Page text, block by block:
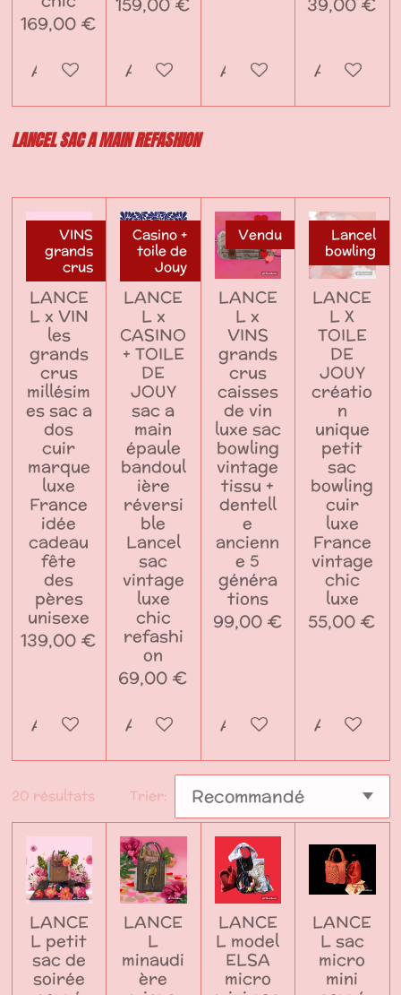
169,00 €
Ajouter au panierAjouter au panierAjouter au panier
Ajouter
LANCEL SAC A MAIN REFASHION
VINS
grands
crus
LANCE
L x VIN
les
grands
crus
millésim
es sac a
dos
cuir
marque
luxe
France
idée
cadeau
fête
des
pères
unisexe
139,00 €
Ajouter au panier
Casino +
toile de
Jouy
LANCE
L x
CASINO
+ TOILE
DE
JOUY
sac a
main
épaule
bandoul
ière
réversi
ble
Lancel
sac
vintage
luxe
chic
refashi
on
69,00 €
Ajouter au panier
Vendu
LANCE
L x
VINS
grands
crus
caisses
de vin
luxe sac
bowling
vintage
tissu +
dentell
e
ancienn
e 5
généra
tions
99,00 €
Ajouter au panier
Lancel
bowling
LANCE
L X
TOILE
DE
JOUY
créatio
n
unique
petit
sac
bowling
cuir
luxe
France
vintage
chic
luxe
55,00 €
Ajouter
20 résultats Trier:
LANCE
L petit
sac de
soirée
LANCE
L
minaudi
ère
LANCE
L model
ELSA
micro
LANCE
L sac
micro
mini